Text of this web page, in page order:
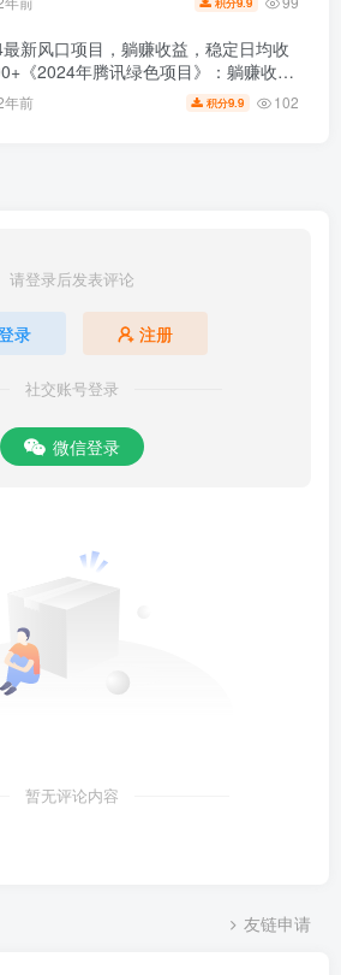
新风口项目，躺赚收益，稳定日均收
《2024年腾讯绿色项目》：躺赚收
日稳定500+！操作简单，上手快速，
款！
年前 积分9.9 102
请登录后发表评论
录 注册
社交账号登录
微信登录
暂无评论内容
友链申请